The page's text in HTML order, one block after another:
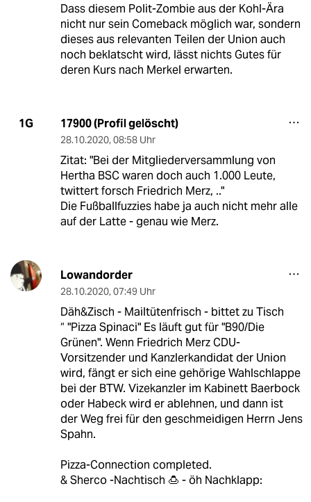
Dass diesem Polit-Zombie aus der Kohl-Ära
nicht nur sein Comeback möglich war, sondern
dieses aus relevanten Teilen der Union auch
noch beklatscht wird, lässt nichts Gutes für
deren Kurs nach Merkel erwarten.
1G 17900 (Profil gelöscht)
28.10.2020, 08:58 Uhr
Zitat: "Bei der Mitgliederversammlung von
Hertha BSC waren doch auch 1.000 Leute,
twittert forsch Friedrich Merz, .."
Die Fußballfuzzies habe ja auch nicht mehr alle
auf der Latte - genau wie Merz.
Lowandorder
28.10.2020, 07:49 Uhr
Däh&Zisch - Mailtütenfrisch - bittet zu Tisch
“ "Pizza Spinaci" Es läuft gut für "B90/Die
Grünen". Wenn Friedrich Merz CDU-
Vorsitzender und Kanzlerkandidat der Union
wird, fängt er sich eine gehörige Wahlschlappe
bei der BTW. Vizekanzler im Kabinett Baerbock
oder Habeck wird er ablehnen, und dann ist
der Weg frei für den geschmeidigen Herrn Jens
Spahn.
Pizza-Connection completed.
& Sherco -Nachtisch 🍮 - öh Nachklapp: